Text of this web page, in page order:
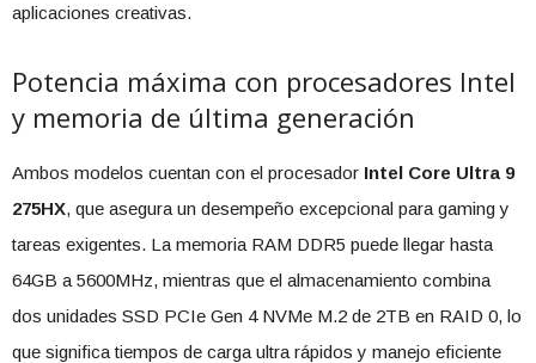
aplicaciones creativas.
Potencia máxima con procesadores Intel
y memoria de última generación
Ambos modelos cuentan con el procesador Intel Core Ultra 9
275HX, que asegura un desempeño excepcional para gaming y
tareas exigentes. La memoria RAM DDR5 puede llegar hasta
64GB a 5600MHz, mientras que el almacenamiento combina
dos unidades SSD PCIe Gen 4 NVMe M.2 de 2TB en RAID 0, lo
que significa tiempos de carga ultra rápidos y manejo eficiente